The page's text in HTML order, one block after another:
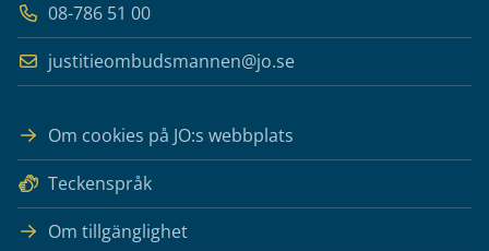
08-786 51 00
justitieombudsmannen@jo.se
Om cookies på JO:s webbplats
Teckenspråk
Om tillgänglighet